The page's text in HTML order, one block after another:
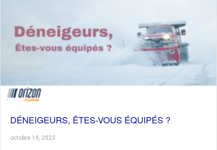
DÉNEIGEURS, ÊTES-VOUS ÉQUIPÉS ?
octobre 19, 2023